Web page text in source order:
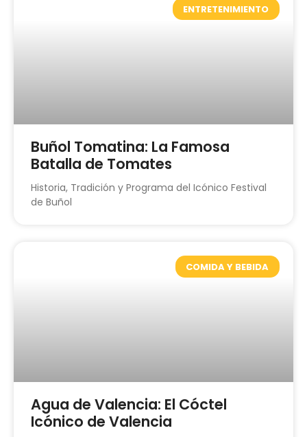
ENTRETENIMIENTO
Buñol Tomatina: La Famosa
Batalla de Tomates
Historia, Tradición y Programa del Icónico Festival
de Buñol
COMIDA Y BEBIDA
Agua de Valencia: El Cóctel
Icónico de Valencia